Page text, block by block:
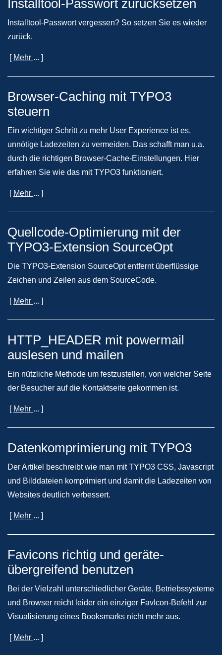
Installtool-Passwort zurücksetzen
Installtool-Passwort vergessen? So setzen Sie es wieder
zurück.
[ Mehr ... ]
Browser-Caching mit TYPO3
steuern
Ein wichtiger Schritt zu mehr User Experience ist es,
unnötige Ladezeiten zu vermeiden. Das schafft man u.a.
durch die richtigen Browser-Cache-Einstellungen. Hier
erfahren Sie wie das mit TYPO3 funktioniert.
[ Mehr ... ]
Quellcode-Optimierung mit der
TYPO3-Extension SourceOpt
Die TYPO3-Extension SourceOpt entfernt überflüssige
Zeichen und Zeilen aus dem SourceCode.
[ Mehr ... ]
HTTP_HEADER mit powermail
auslesen und mailen
Ein nützliche Methode um festzustellen, von welcher Seite
der Besucher auf die Kontaktseite gekommen ist.
[ Mehr ... ]
Datenkomprimierung mit TYPO3
Der Artikel beschreibt wie man mit TYPO3 CSS, Javascript
und Bilddateien komprimiert und damit die Ladezeiten von
Websites deutlich verbessert.
[ Mehr ... ]
Favicons richtig und geräte-
übergreifend benutzen
Bei der Vielzahl unterschiedlicher Geräte, Betriebssysteme
und Browser reicht leider ein einziger FavIcon-Befehl zur
Visualisierung eines Booksmarks nicht mehr aus.
[ Mehr ... ]